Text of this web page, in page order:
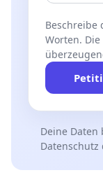
Beschreibe
Worten.
Deine Daten